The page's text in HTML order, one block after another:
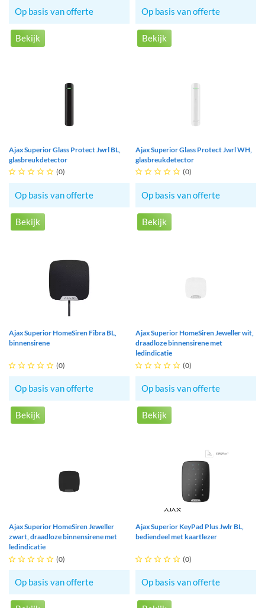
Op basis van offerte
Bekijk
Op basis van offerte
Bekijk
Ajax Superior Glass Protect Jwrl BL,
glasbreukdetector
     (0)
Op basis van offerte
Bekijk
Ajax Superior Glass Protect Jwrl WH,
glasbreukdetector
     (0)
Op basis van offerte
Bekijk
Ajax Superior HomeSiren Fibra BL,
binnensirene
     (0)
Op basis van offerte
Bekijk
Ajax Superior HomeSiren Jeweller wit,
draadloze binnensirene met
ledindicatie
     (0)
Op basis van offerte
Bekijk
Ajax Superior HomeSiren Jeweller
zwart, draadloze binnensirene met
ledindicatie
     (0)
Op basis van offerte
Ajax Superior KeyPad Plus Jwlr BL,
bediendeel met kaartlezer
     (0)
Op basis van offerte